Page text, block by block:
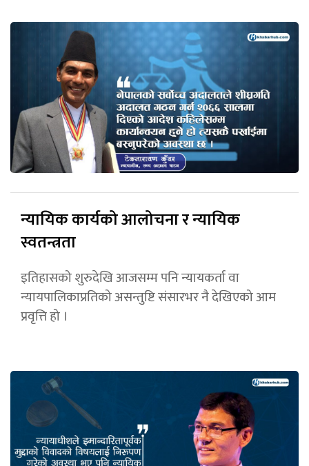
न्यायिक कार्यको आलोचना र न्यायिक
स्वतन्त्रता
इतिहासको शुरुदेखि आजसम्म पनि न्यायकर्ता वा
न्यायपालिकाप्रतिको असन्तुष्टि संसारभर नै देखिएको आम
प्रवृत्ति हो ।